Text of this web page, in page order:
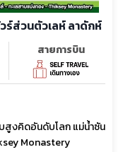
ร์ส่วนตัวเลห์ ลาดักห์
สายการบิน
สูงคิดอันดับโลก แม่น้ำซัน
Monastery